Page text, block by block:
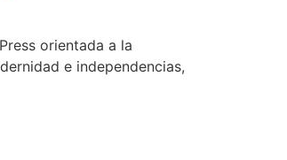
orientada a la
e independencias,